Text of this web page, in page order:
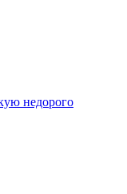
недорого